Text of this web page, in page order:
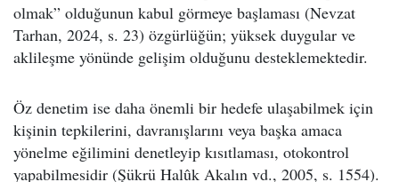
olmak” olduğunun kabul görmeye başlaması (Nevzat
Tarhan, 2024, s. 23) özgürlüğün; yüksek duygular ve
aklileşme yönünde gelişim olduğunu desteklemektedir.
Öz denetim ise daha önemli bir hedefe ulaşabilmek için
kişinin tepkilerini, davranışlarını veya başka amaca
yönelme eğilimini denetleyip kısıtlaması, otokontrol
yapabilmesidir (Şükrü Halûk Akalın vd., 2005, s. 1554).